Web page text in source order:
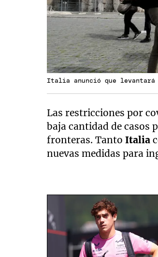
Italia anunció que
Las restricciones por
baja cantidad de casos
fronteras. TantoItalia
nuevas medidas para